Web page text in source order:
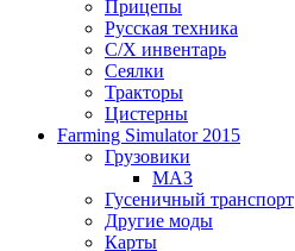
Прицепы
Русская техника
С/Х инвентарь
Сеялки
Тракторы
Цистерны
Farming Simulator 2015
Грузовики
МАЗ
Гусеничный транспорт
Другие моды
Карты